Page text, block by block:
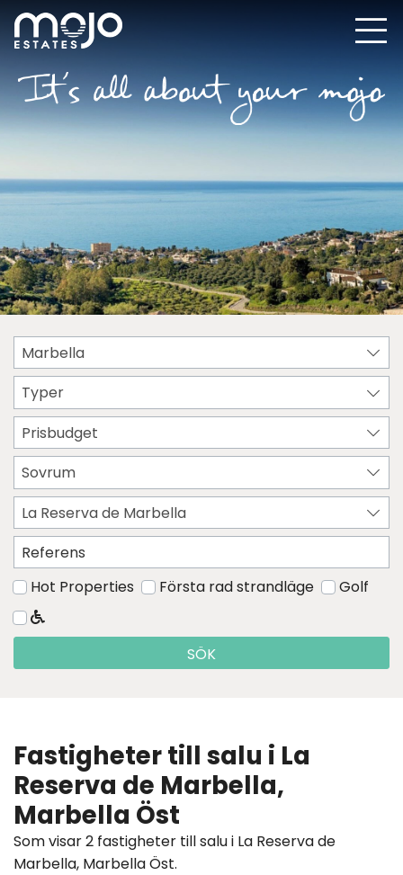
Marbella
Typer
Prisbudget
Sovrum
La Reserva de Marbella
Hot Properties Första rad strandläge Golf
SÖK
Fastigheter till salu i La
Reserva de Marbella,
Marbella Öst
Som visar 2 fastigheter till salu i La Reserva de
Marbella, Marbella Öst.